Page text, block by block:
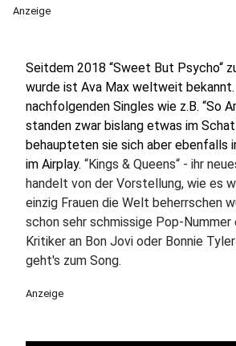
Anzeige
Seitdem 2018 “Sweet But Psycho“
wurde ist Ava Max weltweit
nachfolgenden Singles wie z.B. “So
standen zwar bislang etwas im
behaupteten sie sich aber ebenfalls
im Airplay. “Kings & Queens“ - ihr
handelt von der Vorstellung, wie es
einzig Frauen die Welt beherrschen
schon sehr schmissige Pop-Nummer
Kritiker an Bon Jovi oder Bonnie
geht's zum Song.
Anzeige